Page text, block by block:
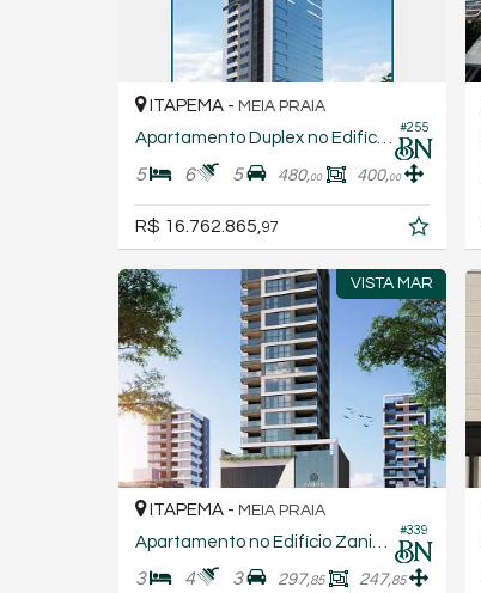
#255
ITAPEMA - MEIA PRAIA
5 6 5 480,00 400,00
R$ 16.762.865, 97
VISTA MAR
#339
ITAPEMA - MEIA PRAIA
3 4 3 297,85 247,85